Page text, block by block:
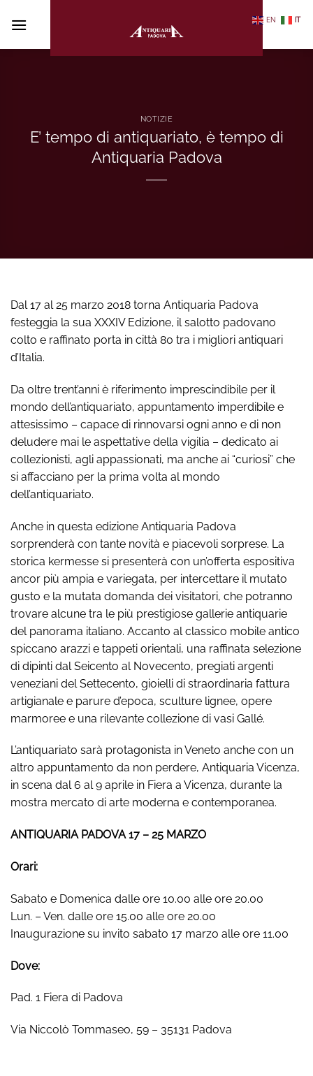
NOTIZIE
E’ tempo di antiquariato, è tempo di
Antiquaria Padova
Dal 17 al 25 marzo 2018 torna Antiquaria Padova
festeggia la sua XXXIV Edizione, il salotto padovano
colto e raffinato porta in città 80 tra i migliori antiquari
d’Italia.
Da oltre trent’anni è riferimento imprescindibile per il
mondo dell’antiquariato, appuntamento imperdibile e
attesissimo – capace di rinnovarsi ogni anno e di non
deludere mai le aspettative della vigilia – dedicato ai
collezionisti, agli appassionati, ma anche ai “curiosi” che
si affacciano per la prima volta al mondo
dell’antiquariato.
Anche in questa edizione Antiquaria Padova
sorprenderà con tante novità e piacevoli sorprese. La
storica kermesse si presenterà con un’offerta espositiva
ancor più ampia e variegata, per intercettare il mutato
gusto e la mutata domanda dei visitatori, che potranno
trovare alcune tra le più prestigiose gallerie antiquarie
del panorama italiano. Accanto al classico mobile antico
spiccano arazzi e tappeti orientali, una raffinata selezione
di dipinti dal Seicento al Novecento, pregiati argenti
veneziani del Settecento, gioielli di straordinaria fattura
artigianale e parure d’epoca, sculture lignee, opere
marmoree e una rilevante collezione di vasi Gallé.
L’antiquariato sarà protagonista in Veneto anche con un
altro appuntamento da non perdere, Antiquaria Vicenza,
in scena dal 6 al 9 aprile in Fiera a Vicenza, durante la
mostra mercato di arte moderna e contemporanea.
ANTIQUARIA PADOVA 17 – 25 MARZO
Orari:
Sabato e Domenica dalle ore 10.00 alle ore 20.00
Lun. – Ven. dalle ore 15.00 alle ore 20.00
Inaugurazione su invito sabato 17 marzo alle ore 11.00
Dove:
Pad. 1 Fiera di Padova
Via Niccolò Tommaseo, 59 – 35131 Padova
EN IT